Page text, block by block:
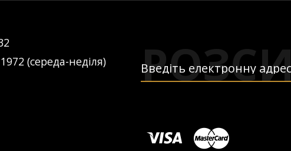
(середа-неділя)